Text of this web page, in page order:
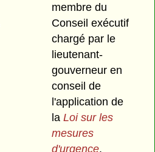
membre du
Conseil exécutif
chargé par le
lieutenant-
gouverneur en
conseil de
l'application de
la Loi sur les
mesures
d'urgence.